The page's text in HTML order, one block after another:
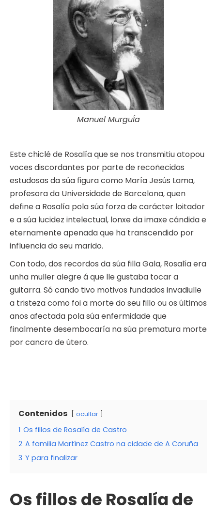
Manuel MurguÍa
Este chiclé de Rosalía que se nos transmitiu atopou
voces discordantes por parte de recoñecidas
estudosas da súa figura como María Jesús Lama,
profesora da Universidade de Barcelona, quen
define a Rosalía pola súa forza de carácter loitador
e a súa lucidez intelectual, lonxe da imaxe cándida e
eternamente apenada que ha transcendido por
influencia do seu marido.
Con todo, dos recordos da súa filla Gala, Rosalía era
unha muller alegre á que lle gustaba tocar a
guitarra. Só cando tivo motivos fundados invadiulle
a tristeza como foi a morte do seu fillo ou os últimos
anos afectada pola súa enfermidade que
finalmente desembocaría na súa prematura morte
por cancro de útero.
Contenidos ocultar
1 Os fillos de Rosalía de Castro
2 A familia Martínez Castro na cidade de A Coruña
3 Y para finalizar
Os fillos de Rosalía de